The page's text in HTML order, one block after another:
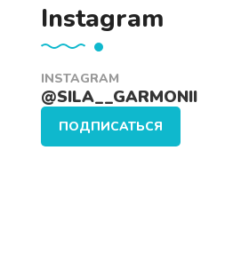
Instagram
INSTAGRAM
@SILA__GARMONII
ПОДПИСАТЬСЯ